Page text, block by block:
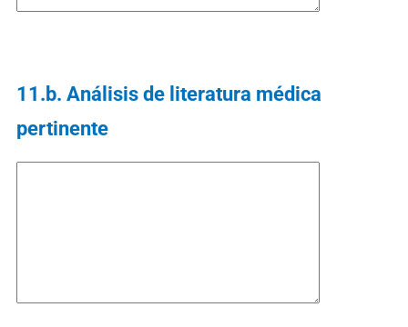
11.b. Análisis de literatura médica
pertinente